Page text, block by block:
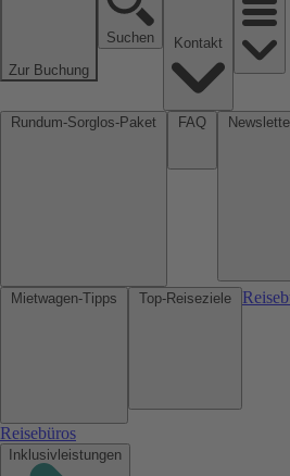
Zur Buchung
Suchen
Reisebüros
Inklusivleistungen